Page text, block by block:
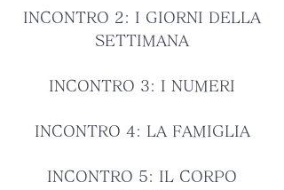
INCONTRO 2: I GIORNI DELLA
SETTIMANA
INCONTRO 3: I NUMERI
INCONTRO 4: LA FAMIGLIA
INCONTRO 5: IL CORPO